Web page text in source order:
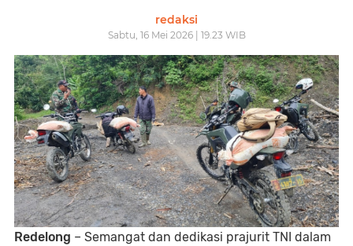
redaksi
Sabtu, 16 Mei 2026 | 19.23 WIB
Redelong – Semangat dan dedikasi prajurit TNI dalam